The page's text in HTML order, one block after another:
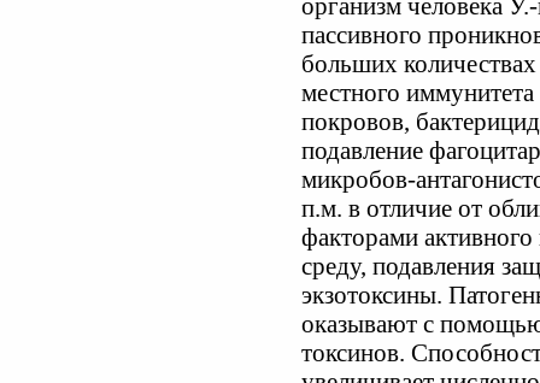
организм человека
пассивного
больших
местного
покровов,
подавление
микробов-
п.м. в отличие от
факторами
среду, подавления
экзотоксины.
оказывают с
токсинов.